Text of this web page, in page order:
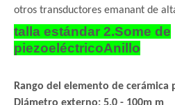
otros transductores emanant de
talla estándar 2.Some de
piezoeléctricoAnillo
Rango del elemento de cerámica